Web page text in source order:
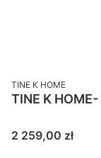
PRODUCENT
TINE K HOME
Cena
2 259,00 zł